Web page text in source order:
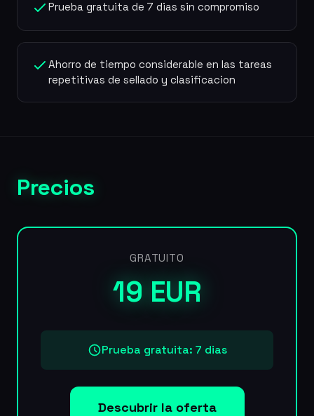
Prueba gratuita de 7 dias sin compromiso
Ahorro de tiempo considerable en las tareas
repetitivas de sellado y clasificacion
Precios
GRATUITO
19 EUR
Prueba gratuita: 7 dias
Descubrir la oferta